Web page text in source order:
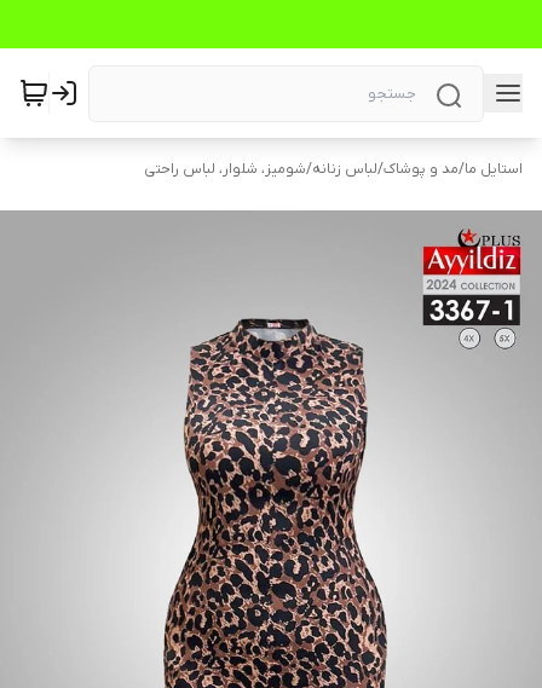
استایل ما/مد و پوشاک/لباس زنانه/شومیز، شلوار، لباس راحتی